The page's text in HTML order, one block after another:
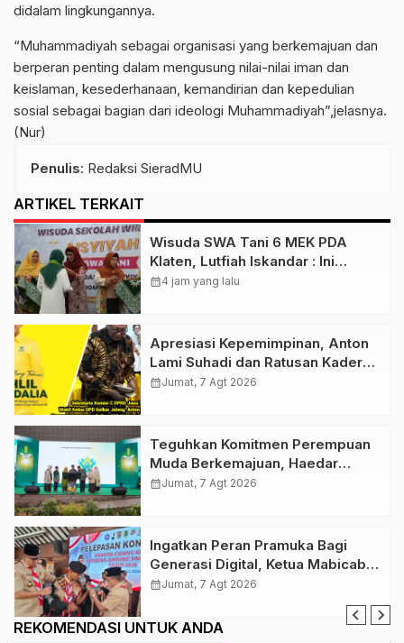
didalam lingkungannya.
“Muhammadiyah sebagai organisasi yang berkemajuan dan
berperan penting dalam mengusung nilai-nilai iman dan
keislaman, kesederhanaan, kemandirian dan kepedulian
sosial sebagai bagian dari ideologi Muhammadiyah”,jelasnya.
(Nur)
Penulis: Redaksi SieradMU
ARTIKEL TERKAIT
Wisuda SWA Tani 6 MEK PDA
Klaten, Lutfiah Iskandar : Ini
Menguatkan Gerakan Lumbung
calendar_month4 jam yang lalu
Apresiasi Kepemimpinan, Anton
Lami Suhadi dan Ratusan Kader
Golkar Klaten Ikut Rayakan Ultah
calendar_monthJumat, 7 Agt 2026
Teguhkan Komitmen Perempuan
Muda Berkemajuan, Haedar
Nashir Buka Muktamar ke-15
calendar_monthJumat, 7 Agt 2026
Ingatkan Peran Pramuka Bagi
Generasi Digital, Ketua Mabicab
Gerakan Pramuka Klaten Lepas
calendar_monthJumat, 7 Agt 2026
REKOMENDASI UNTUK ANDA